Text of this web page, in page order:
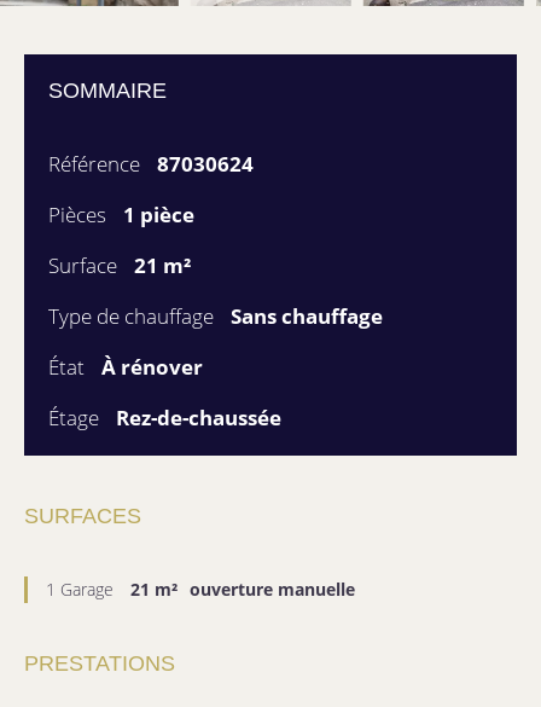
SOMMAIRE
Référence
87030624
Pièces
1 pièce
Surface
21 m²
Type de chauffage
Sans chauffage
État
À rénover
Étage
Rez-de-chaussée
SURFACES
1 Garage 21 m² ouverture manuelle
PRESTATIONS